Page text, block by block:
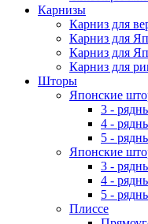
Карнизы
Карниз для
Карниз для
Карниз для
Карниз для
Шторы
Японские
3 -
4 -
5 -
Японские
3 -
4 -
5 -
Плиссе